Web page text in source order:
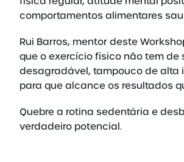
comportamentos alimentares
Rui Barros, mentor deste
que o exercício físico não tem de
desagradável, tampouco de alta
para que alcance os resultados
Quebre a rotina sedentária e
verdadeiro potencial.